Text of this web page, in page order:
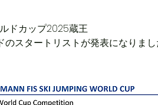
ドカップ2025蔵王
スタートリストが発表になりまし